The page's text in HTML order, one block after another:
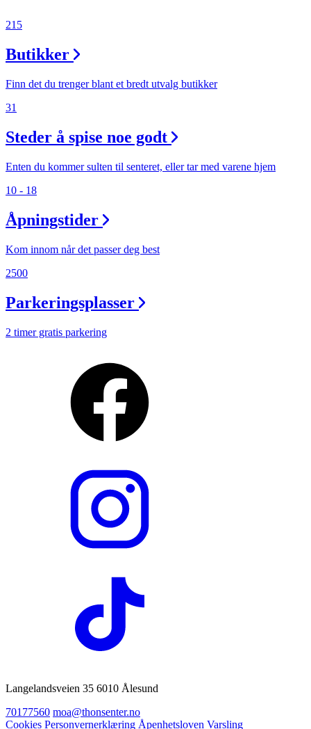
215
Butikker
Finn det du trenger blant et bredt utvalg butikker
31
Steder å spise noe godt
Enten du kommer sulten til senteret, eller tar med varene hjem
10 - 18
Åpningstider
Kom innom når det passer deg best
2500
Parkeringsplasser
2 timer gratis parkering
Langelandsveien 35 6010 Ålesund
70177560 moa@thonsenter.no
Cookies Personvernerklæring Åpenhetsloven Varsling